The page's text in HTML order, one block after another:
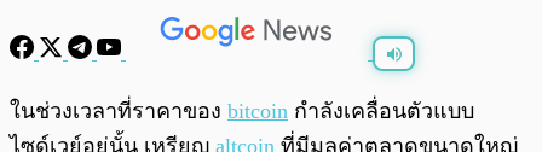
พร้อมเล่น 0:00
ในช่วงเวลาที่ราคาของ bitcoin กำลังเคลื่อนตัวแบบ
ไซด์เวย์อยู่นั้น เหรียญ altcoin ที่มีมูลค่าตลาดขนาดใหญ่